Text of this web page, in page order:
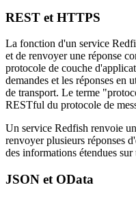
REST et HTTPS
La fonction d'un service
et de renvoyer une réponse
protocole de couche
demandes et les réponses en
de transport. Le terme
RESTful du protocole de
Un service Redfish renvoie
renvoyer plusieurs réponses
des informations étendues sur
JSON et OData